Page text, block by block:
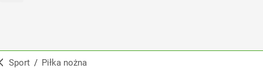
Sport / Piłka nożna